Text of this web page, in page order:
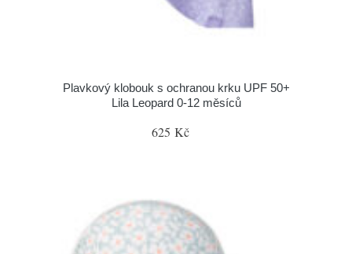
Plavkový klobouk s ochranou krku UPF 50+
Lila Leopard 0-12 měsíců
625 Kč